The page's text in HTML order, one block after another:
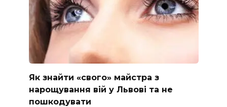
Як знайти «свого» майстра з
нарощування вій у Львові та не
пошкодувати